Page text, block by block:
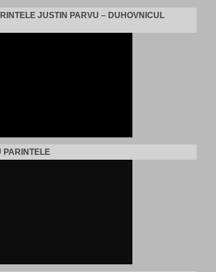
JUSTIN PARVU – DUHOVNICUL
PARINTELE